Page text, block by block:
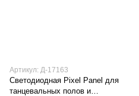
Артикул: Д-17163
Светодиодная Pixel Panel для
танцевальных полов и